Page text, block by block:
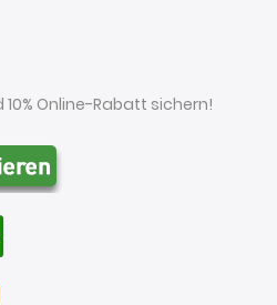
Online-Rabatt sichern!